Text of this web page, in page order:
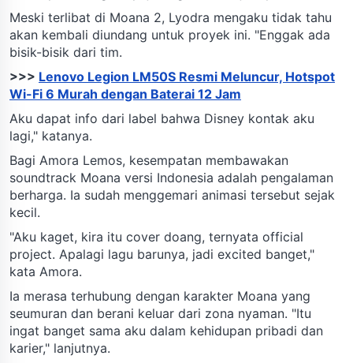
Meski terlibat di Moana 2, Lyodra mengaku tidak tahu
akan kembali diundang untuk proyek ini. "Enggak ada
bisik-bisik dari tim.
>>> Lenovo Legion LM50S Resmi Meluncur, Hotspot
Wi-Fi 6 Murah dengan Baterai 12 Jam
Aku dapat info dari label bahwa Disney kontak aku
lagi," katanya.
Bagi Amora Lemos, kesempatan membawakan
soundtrack Moana versi Indonesia adalah pengalaman
berharga. Ia sudah menggemari animasi tersebut sejak
kecil.
"Aku kaget, kira itu cover doang, ternyata official
project. Apalagi lagu barunya, jadi excited banget,"
kata Amora.
Ia merasa terhubung dengan karakter Moana yang
seumuran dan berani keluar dari zona nyaman. "Itu
ingat banget sama aku dalam kehidupan pribadi dan
karier," lanjutnya.